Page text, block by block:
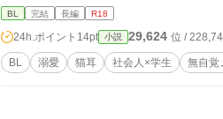
いけなくて――。 「カナトさんがいないと、やだ。置いてかないでね」 「置いていかない。絶対に」 「……約束？」 「約束する
よ」 レンを守り甘やかす一方で、嫉妬や拗ねるレンにデレデレになりがちなカナト。 耳もしっぽも、心も体も――お互いを独り占め
したくて、手放せない。 こじらせ半猫男子と
BL 完結 長編 R18
24h.ポイント 14pt 小説 29,624 位 /
BL 溺愛 猫耳 社会人×学生 無自覚